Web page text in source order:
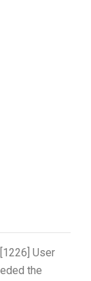
User
the